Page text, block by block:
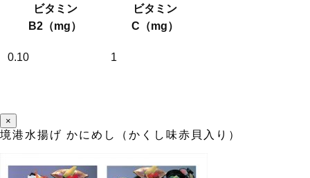
ビタミン
B2（mg）
ビタミン
C（mg）
0.10 1
×
境港水揚げ かにめし（かくし味赤貝入り）